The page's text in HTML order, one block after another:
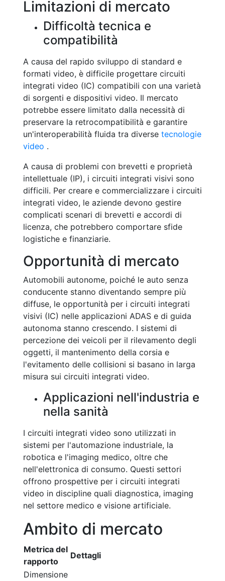
Limitazioni di mercato
Difficoltà tecnica e
compatibilità
A causa del rapido sviluppo di standard e
formati video, è difficile progettare circuiti
integrati video (IC) compatibili con una varietà
di sorgenti e dispositivi video. Il mercato
potrebbe essere limitato dalla necessità di
preservare la retrocompatibilità e garantire
un'interoperabilità fluida tra diverse tecnologie
video .
A causa di problemi con brevetti e proprietà
intellettuale (IP), i circuiti integrati visivi sono
difficili. Per creare e commercializzare i circuiti
integrati video, le aziende devono gestire
complicati scenari di brevetti e accordi di
licenza, che potrebbero comportare sfide
logistiche e finanziarie.
Opportunità di mercato
Automobili autonome, poiché le auto senza
conducente stanno diventando sempre più
diffuse, le opportunità per i circuiti integrati
visivi (IC) nelle applicazioni ADAS e di guida
autonoma stanno crescendo. I sistemi di
percezione dei veicoli per il rilevamento degli
oggetti, il mantenimento della corsia e
l'evitamento delle collisioni si basano in larga
misura sui circuiti integrati video.
Applicazioni nell'industria e
nella sanità
I circuiti integrati video sono utilizzati in
sistemi per l'automazione industriale, la
robotica e l'imaging medico, oltre che
nell'elettronica di consumo. Questi settori
offrono prospettive per i circuiti integrati
video in discipline quali diagnostica, imaging
nel settore medico e visione artificiale.
Ambito di mercato
Metrica del
rapporto
Dettagli
Dimensione